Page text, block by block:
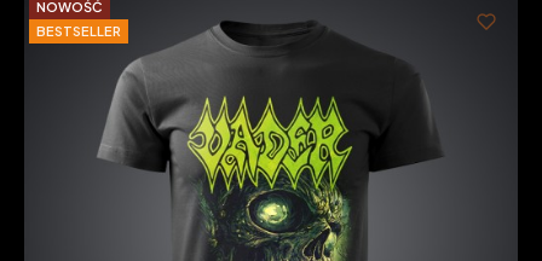
BESTSELLER
NOWOŚĆ